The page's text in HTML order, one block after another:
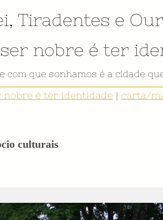
, Tiradentes e
ser nobre é ter
VÍDEO INSTITUCIONAL
nobre é ter identidade | carta/
culturais